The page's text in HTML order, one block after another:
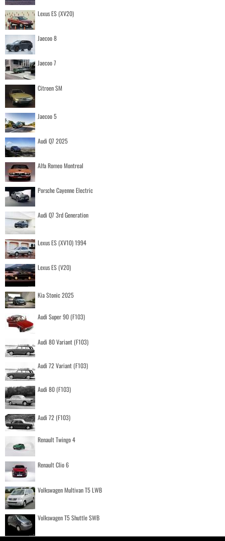
Lexus ES (XV20)
Jaecoo 8
Jaecoo 7
Citroen SM
Jaecoo 5
Audi Q7 2025
Alfa Romeo Montreal
Porsche Cayenne Electric
Audi Q7 3rd Generation
Lexus ES (XV10) 1994
Lexus ES (V20)
Kia Stonic 2025
Audi Super 90 (F103)
Audi 80 Variant (F103)
Audi 72 Variant (F103)
Audi 80 (F103)
Audi 72 (F103)
Renault Twingo 4
Renault Clio 6
Volkswagen Multivan T5 LWB
Volkswagen T5 Shuttle SWB